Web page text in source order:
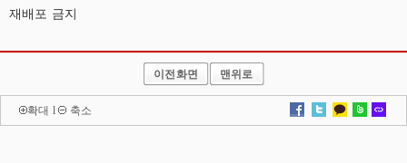
재배포 금지
이전화면 맨위로
확대 l 축소